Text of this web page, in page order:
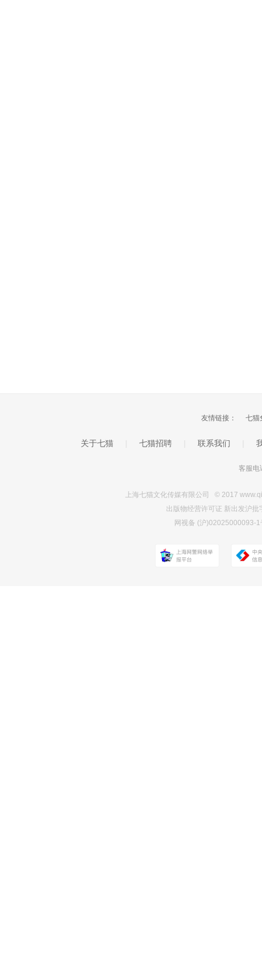
友情链接： 七猫
关于七猫 七猫招聘 联系我们
客服电
上海七猫文化传媒有限公司 © 2017
出版物经营许可证 新出发沪
网视备 (沪)02025000093-